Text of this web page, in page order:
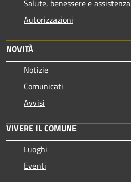
Salute, benessere e assistenza
Autorizzazioni
NOVITÀ
Notizie
Comunicati
Avvisi
VIVERE IL COMUNE
Luoghi
Eventi